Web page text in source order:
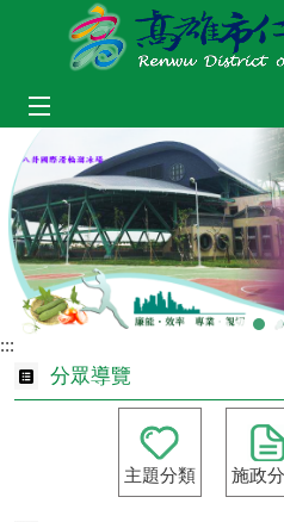
跳到主要內容區塊
:::
分眾導覽
主題分類 施政